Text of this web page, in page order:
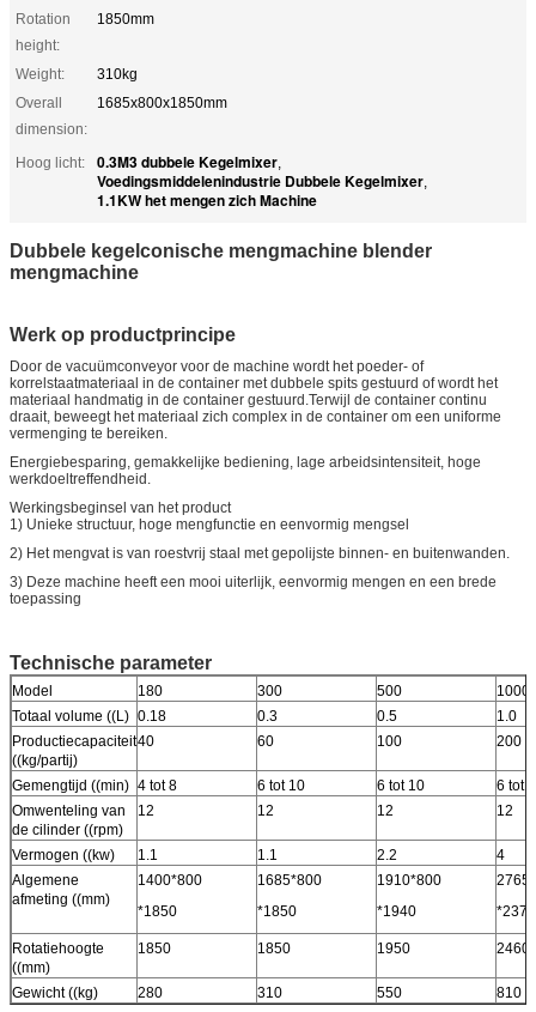
Rotation
height:
1850mm
Weight:
310kg
Overall
dimension:
1685x800x1850mm
Hoog licht: 0.3M3 dubbele Kegelmixer,
Voedingsmiddelenindustrie Dubbele Kegelmixer,
1.1KW het mengen zich Machine
Dubbele kegelconische mengmachine blender
mengmachine
Werk op productprincipe
Door de vacuümconveyor voor de machine wordt het poeder- of
korrelstaatmateriaal in de container met dubbele spits gestuurd of wordt het
materiaal handmatig in de container gestuurd.Terwijl de container continu
draait, beweegt het materiaal zich complex in de container om een uniforme
vermenging te bereiken.
Energiebesparing, gemakkelijke bediening, lage arbeidsintensiteit, hoge
werkdoeltreffendheid.
Werkingsbeginsel van het product
1) Unieke structuur, hoge mengfunctie en eenvormig mengsel
2) Het mengvat is van roestvrij staal met gepolijste binnen- en buitenwanden.
3) Deze machine heeft een mooi uiterlijk, eenvormig mengen en een brede
toepassing
Technische parameter
Model 180 300 500
1000
Totaal volume ((L) 0.18 0.3 0.5
1.0
Productiecapaciteit
((kg/partij)
40 60 100 200
Gemengtijd ((min) 4 tot 8 6 tot 10 6 tot 10
6 tot
Omwenteling van
de cilinder ((rpm)
12 12 12 12
Vermogen ((kw) 1.1 1.1 2.2
4
Algemene
afmeting ((mm)
1400*800
*1850
1685*800
*1850
1910*800
*1940
*2370
Rotatiehoogte
((mm)
1850 1850 1950 2460
Gewicht ((kg) 280 310 550 810